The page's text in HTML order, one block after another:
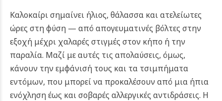
Καλοκαίρι σημαίνει ήλιος, θάλασσα και ατελείωτες
ώρες στη φύση — από απογευματινές βόλτες στην
εξοχή μέχρι χαλαρές στιγμές στον κήπο ή την
παραλία. Μαζί με αυτές τις απολαύσεις, όμως,
κάνουν την εμφάνισή τους και τα τσιμπήματα
εντόμων, που μπορεί να προκαλέσουν από μια ήπια
ενόχληση έως και σοβαρές αλλεργικές αντιδράσεις. Η